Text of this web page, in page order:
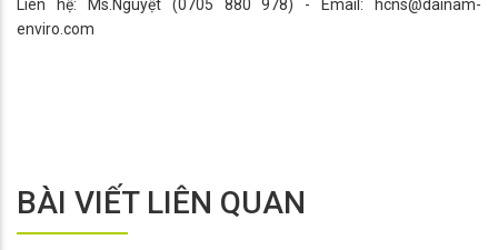
Liên hệ: Ms.Nguyệt (0705 880 978) - Email: hcns@dainam-
enviro.com
BÀI VIẾT LIÊN QUAN